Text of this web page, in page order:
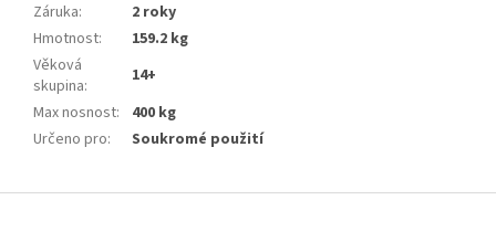
Záruka:
2 roky
Hmotnost:
159.2 kg
Věková
skupina:
14+
Max nosnost:
400 kg
Určeno pro: Soukromé použití